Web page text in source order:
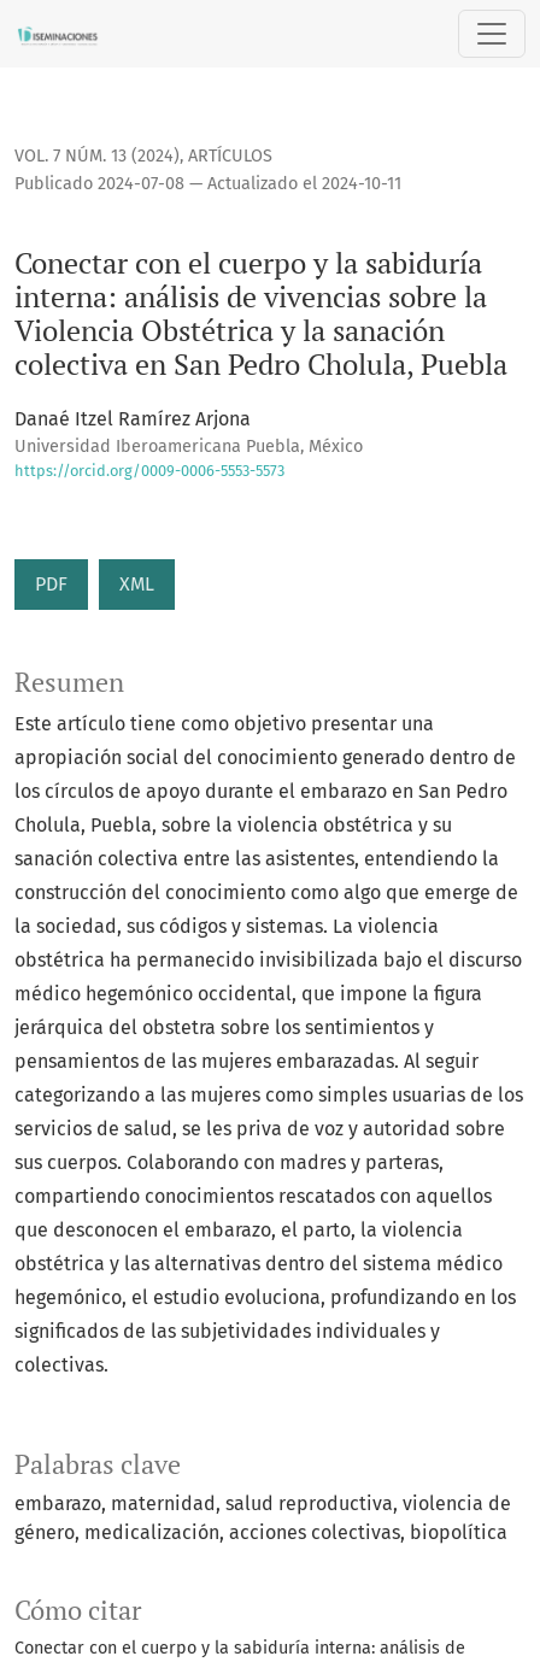
Conectar con el cuerpo y la sabiduría interna: análisis de
VOL. 7 NÚM. 13 (2024), ARTÍCULOS
Conectar con el cuerpo y la sabiduría
interna: análisis de vivencias sobre la
Violencia Obstétrica y la sanación
colectiva en San Pedro Cholula, Puebla
Publicado 2024-07-08 — Actualizado el 2024-10-11
Danaé Itzel Ramírez Arjona
Universidad Iberoamericana Puebla, México
https://orcid.org/0009-0006-5553-5573
PDF XML
Palabras clave
embarazo maternidad salud reproductiva violencia de
género medicalización acciones colectivas biopolítica
Cómo citar
Conectar con el cuerpo y la sabiduría interna: análisis de
Resumen
Este artículo tiene como objetivo presentar una
apropiación social del conocimiento generado dentro de
los círculos de apoyo durante el embarazo en San Pedro
Cholula, Puebla, sobre la violencia obstétrica y su
sanación colectiva entre las asistentes, entendiendo la
construcción del conocimiento como algo que emerge de
la sociedad, sus códigos y sistemas. La violencia
obstétrica ha permanecido invisibilizada bajo el discurso
médico hegemónico occidental, que impone la figura
jerárquica del obstetra sobre los sentimientos y
pensamientos de las mujeres embarazadas. Al seguir
categorizando a las mujeres como simples usuarias de los
servicios de salud, se les priva de voz y autoridad sobre
sus cuerpos. Colaborando con madres y parteras,
compartiendo conocimientos rescatados con aquellos
que desconocen el embarazo, el parto, la violencia
obstétrica y las alternativas dentro del sistema médico
hegemónico, el estudio evoluciona, profundizando en los
significados de las subjetividades individuales y
colectivas.